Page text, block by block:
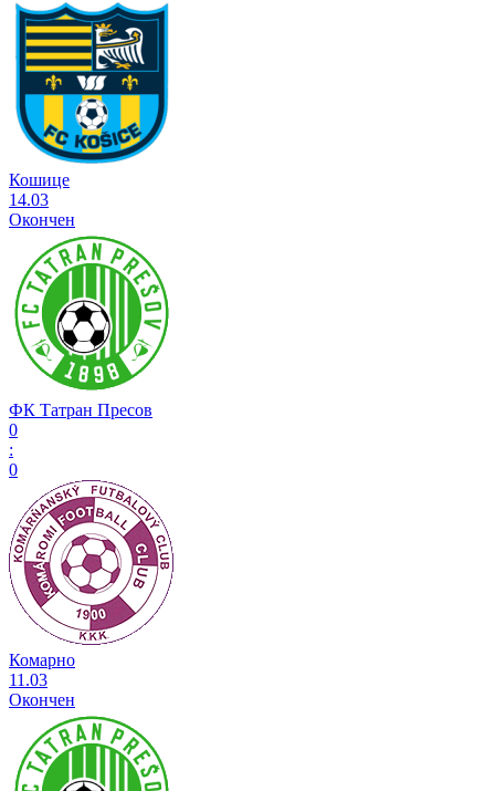
Кошице
14.03
Окончен
ФК Татран Пресов
0
:
0
Комарно
11.03
Окончен